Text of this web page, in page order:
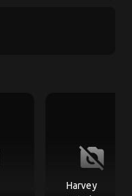
no_photography
Harvey